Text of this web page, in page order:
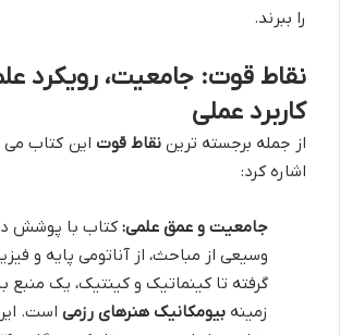
را ببرند.
نقاط قوت: جامعیت، رویکرد
کاربرد عملی
از جمله برجسته تریننقاط قوت این کتاب می
اشاره کرد:
جامعیت و عمق علمی: کتاب با پوشش
وسیعی از مباحث، از آناتومی پایه و
گرفته تا کینماتیک و کینتیک، یک منبع
زمینه بیومکانیک هنرهای رزمی است.